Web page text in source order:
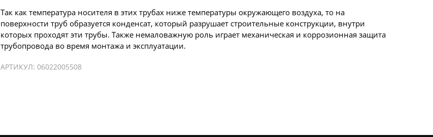
Так как температура носителя в этих трубах ниже температуры окружающего воздуха, то на
поверхности труб образуется конденсат, который разрушает строительные конструкции, внутри
которых проходят эти трубы. Также немаловажную роль играет механическая и коррозионная защита
трубопровода во время монтажа и эксплуатации.
АРТИКУЛ: 06022005508